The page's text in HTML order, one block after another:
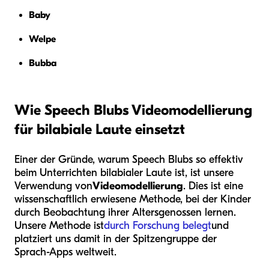
Baby
Welpe
Bubba
Wie Speech Blubs Videomodellierung
für bilabiale Laute einsetzt
Einer der Gründe, warum Speech Blubs so effektiv
beim Unterrichten bilabialer Laute ist, ist unsere
Verwendung vonVideomodellierung. Dies ist eine
wissenschaftlich erwiesene Methode, bei der Kinder
durch Beobachtung ihrer Altersgenossen lernen.
Unsere Methode istdurch Forschung belegtund
platziert uns damit in der Spitzengruppe der
Sprach-Apps weltweit.